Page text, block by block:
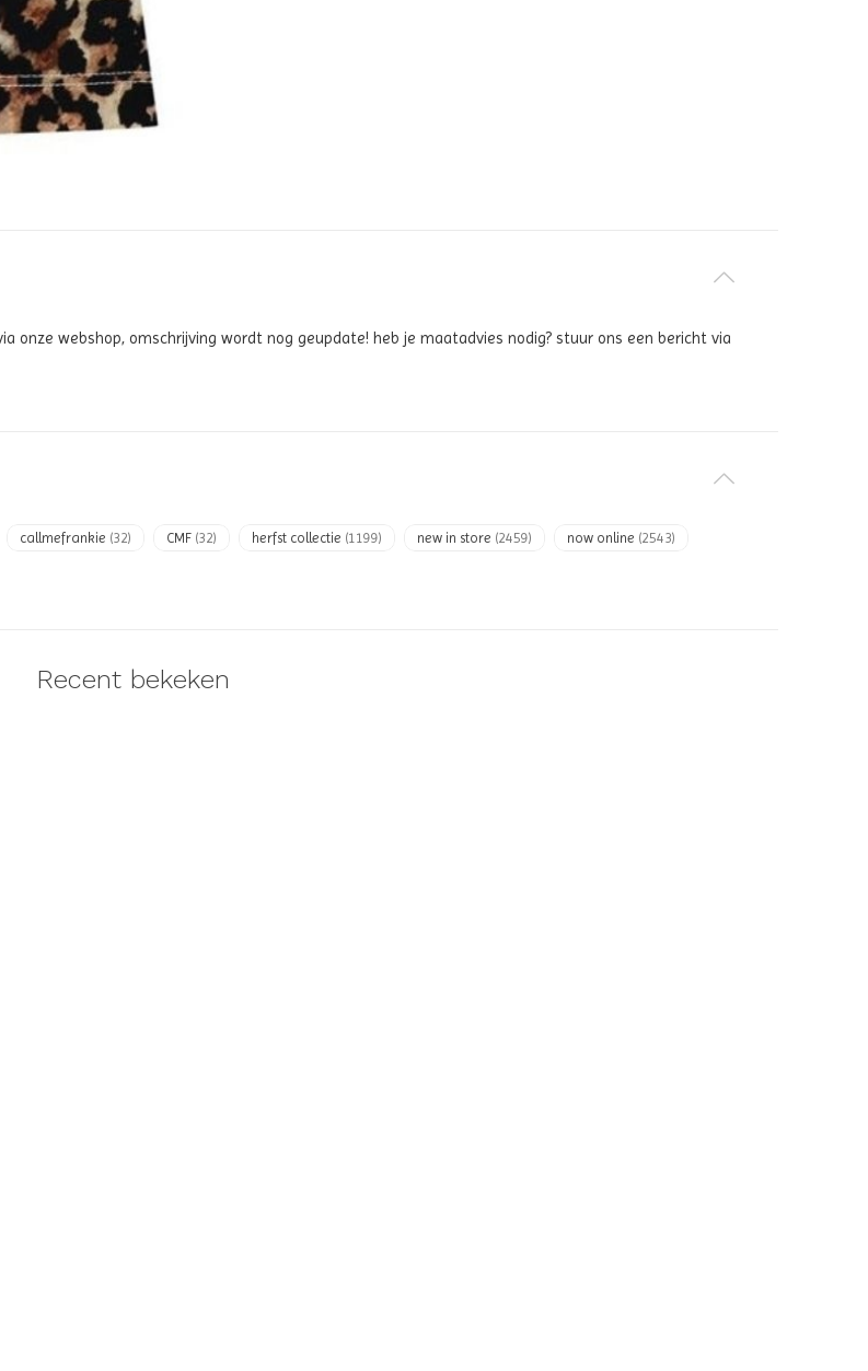
webshop, omschrijving wordt nog geupdate! heb je maatadvies nodig? stuur ons een bericht via
callmefrankie (32) CMF (32) herfst collectie (1199) new in store (2459) now online (2543)
Recent bekeken